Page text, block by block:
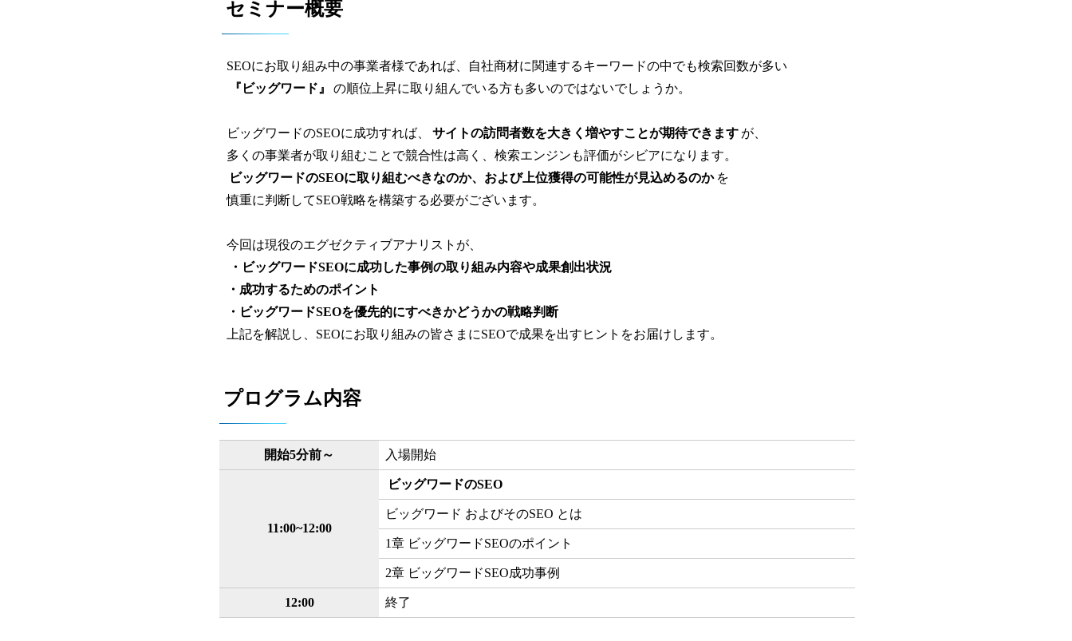
セミナー概要
SEOにお取り組み中の事業者様であれば、自社商材に関連するキーワードの中でも検索回数が多い
『ビッグワード』
の順位上昇に取り組んでいる方も多いのではないでしょうか。
ビッグワードのSEOに成功すれば、 サイトの訪問者数を大きく増やすことが期待できます が、
多くの事業者が取り組むことで競合性は高く、検索エンジンも評価がシビアになります。
ビッグワードのSEOに取り組むべきなのか、および上位獲得の可能性が見込めるのか を
慎重に判断してSEO戦略を構築する必要がございます。
今回は現役のエグゼクティブアナリストが、
・ビッグワードSEOに成功した事例の取り組み内容や成果創出状況
・成功するためのポイント
・ビッグワードSEOを優先的にすべきかどうかの戦略判断
上記を解説し、SEOにお取り組みの皆さまにSEOで成果を出すヒントをお届けします。
プログラム内容
開始5分前～ 入場開始
11:00~12:00
ビッグワードのSEO
ビッグワード およびそのSEO とは
1章 ビッグワードSEOのポイント
2章 ビッグワードSEO成功事例
12:00 終了